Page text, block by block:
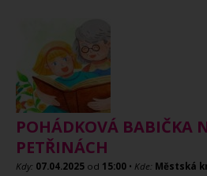
POHÁDKOVÁ BABIČKA
PETŘINÁCH
Kdy: 07.04.2025 od 15:00 • Kde: Městská